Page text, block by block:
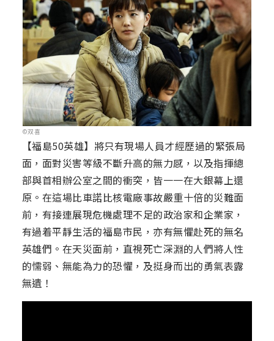
©双喜
【福島50英雄】將只有現場人員才經歷過的緊張局
面，面對災害等級不斷升高的無力感，以及指揮總
部與首相辦公室之間的衝突，皆一一在大銀幕上還
原。在這場比車諾比核電廠事故嚴重十倍的災難面
前，有接連展現危機處理不足的政治家和企業家，
有過着平靜生活的福島市民，亦有無懼赴死的無名
英雄們。在天災面前，直視死亡深淵的人們將人性
的懦弱、無能為力的恐懼，及挺身而出的勇氣表露
無遺！